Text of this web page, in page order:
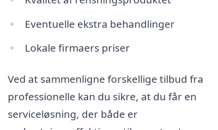
Eventuelle ekstra behandlinger
Lokale firmaers priser
Ved at sammenligne forskellige tilbud fra
professionelle kan du sikre, at du får en
serviceløsning, der både er